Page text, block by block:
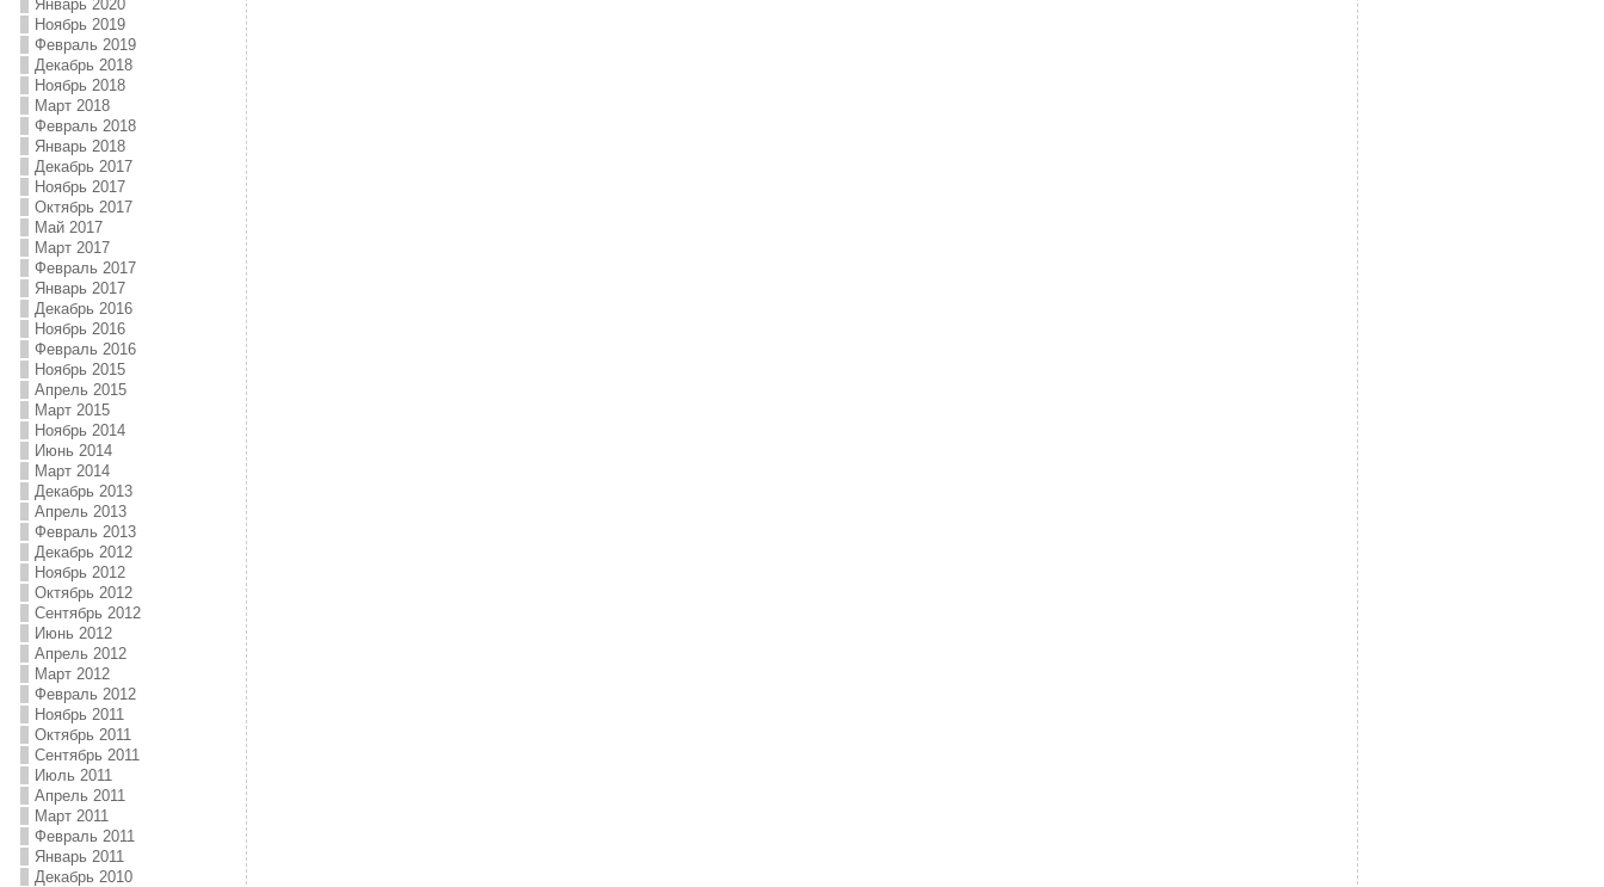
Январь 2020
Ноябрь 2019
Февраль 2019
Декабрь 2018
Ноябрь 2018
Март 2018
Февраль 2018
Январь 2018
Декабрь 2017
Ноябрь 2017
Октябрь 2017
Май 2017
Март 2017
Февраль 2017
Январь 2017
Декабрь 2016
Ноябрь 2016
Февраль 2016
Ноябрь 2015
Апрель 2015
Март 2015
Ноябрь 2014
Июнь 2014
Март 2014
Декабрь 2013
Апрель 2013
Февраль 2013
Декабрь 2012
Ноябрь 2012
Октябрь 2012
Сентябрь 2012
Июнь 2012
Апрель 2012
Март 2012
Февраль 2012
Ноябрь 2011
Октябрь 2011
Сентябрь 2011
Июль 2011
Апрель 2011
Март 2011
Февраль 2011
Январь 2011
Декабрь 2010